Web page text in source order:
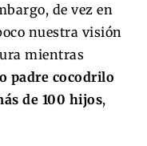
de vez en
nuestra visión
mientras
padre cocodrilo
de 100 hijos,